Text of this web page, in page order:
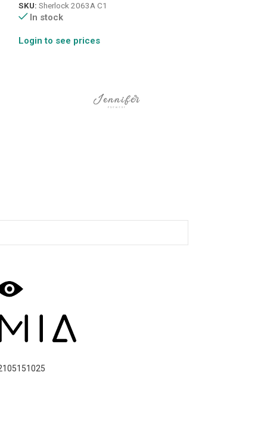
SKU: Sherlock 2063A C1
In stock
Login to see prices